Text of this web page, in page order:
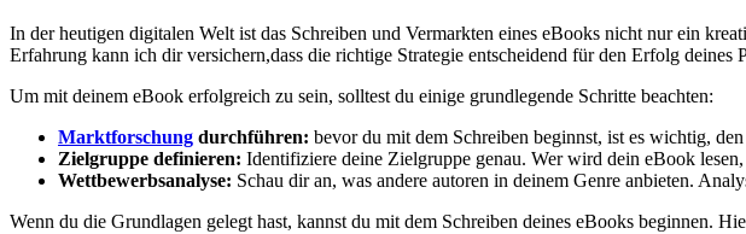
In der heutigen digitalen Welt ist das ⁢Schreiben und Vermarkten eines eBooks nicht nur‍ ein
Erfahrung⁤ kann ich dir versichern,dass⁣ die ‌richtige‌ Strategie entscheidend für den Erfolg deines⁢
Um mit deinem⁤ eBook erfolgreich zu sein, solltest du einige grundlegende ‍Schritte beachten:
Marktforschung durchführen: bevor du mit dem Schreiben​ beginnst, ist es wichtig,
Zielgruppe definieren: Identifiziere ⁤deine Zielgruppe genau. Wer⁤ wird dein eBook
Wettbewerbsanalyse: Schau dir an, was andere autoren in deinem Genre anbieten.
Wenn ⁤du​ die Grundlagen ⁤gelegt hast, kannst du ⁤mit dem Schreiben deines eBooks⁣ beginnen.⁤